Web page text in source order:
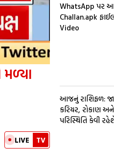
LIVE TV
WhatsApp પર
Challan.apk
Video
આજનું રાશિફળ:
કરિયર, રોકાણ
પરિસ્થિતિ કેવી